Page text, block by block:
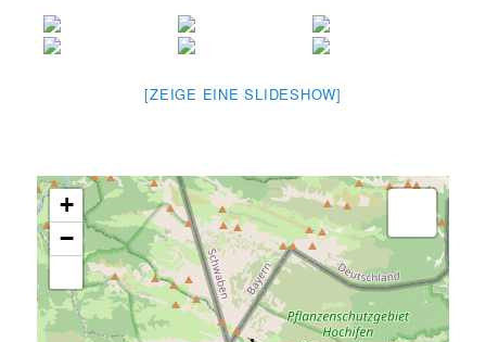
[ZEIGE EINE SLIDESHOW]
+
−